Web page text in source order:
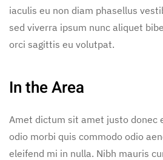
iaculis eu non diam phasellus
sed viverra ipsum nunc aliquet
orci sagittis eu volutpat.
In the Area
Amet dictum sit amet justo donec
odio morbi quis commodo odio
eleifend mi in nulla. Nibh mauris